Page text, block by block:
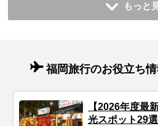
もっと
福岡旅行のお役立ち
【2026年度最
光スポット29